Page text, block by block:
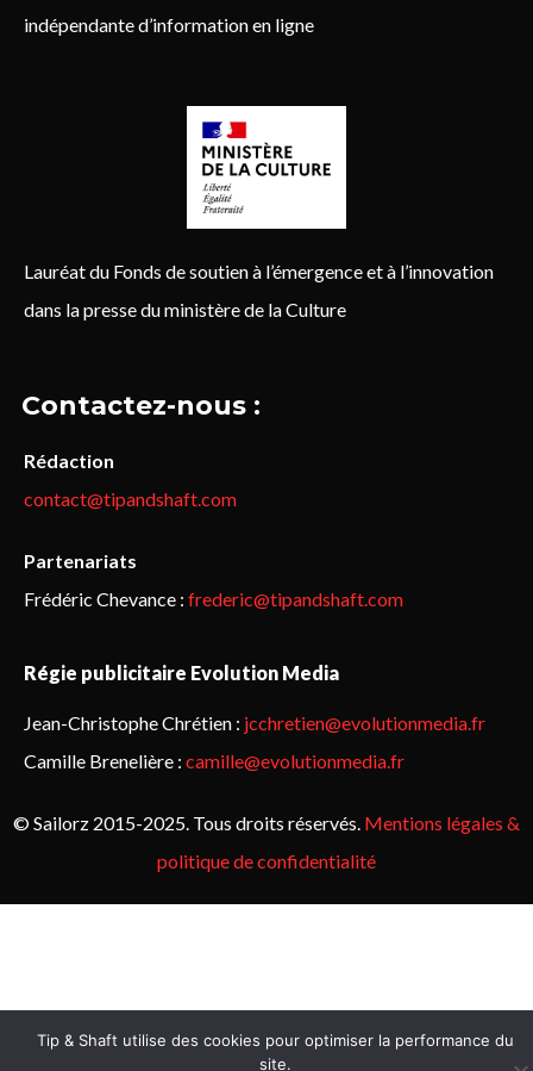
indépendante d’information en ligne
Lauréat du Fonds de soutien à l’émergence et à l’innovation
dans la presse du ministère de la Culture
Contactez-nous :
Rédaction
contact@tipandshaft.com
Partenariats
Frédéric Chevance : frederic@tipandshaft.com
Régie publicitaire Evolution Media
Jean-Christophe Chrétien : jcchretien@evolutionmedia.fr
Camille Brenelière : camille@evolutionmedia.fr
© Sailorz 2015-2025. Tous droits réservés. Mentions légales &
politique de confidentialité
Tip & Shaft utilise des cookies pour optimiser la performance du
site.